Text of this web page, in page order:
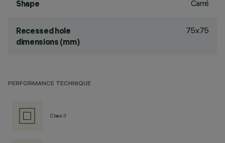
Shape Carré
Recessed hole
dimensions (mm)
75x75
PERFORMANCE TECHNIQUE
Class II